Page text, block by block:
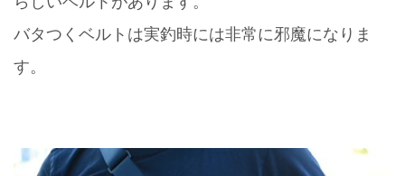
バタつくベルトは実釣時には非常に邪魔になりま
す。